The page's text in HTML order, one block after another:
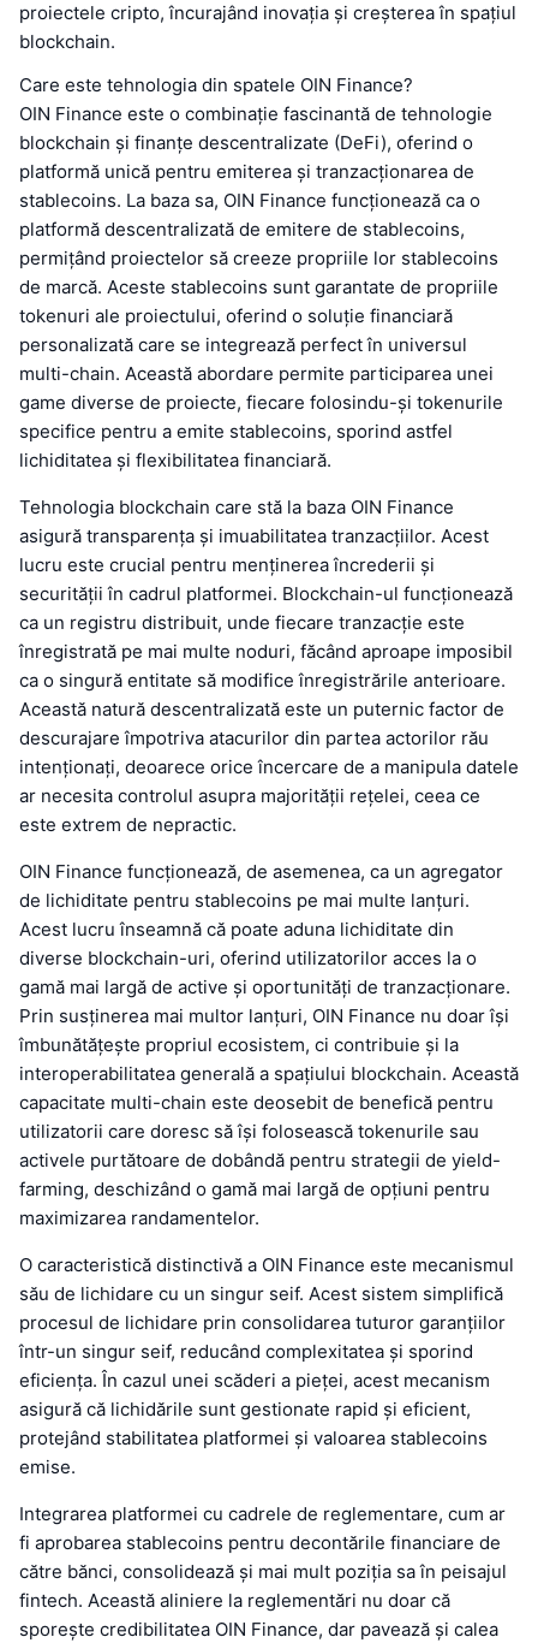
proiectele cripto, încurajând inovația și creșterea în spațiul
blockchain.
Care este tehnologia din spatele OIN Finance?
OIN Finance este o combinație fascinantă de tehnologie
blockchain și finanțe descentralizate (DeFi), oferind o
platformă unică pentru emiterea și tranzacționarea de
stablecoins. La baza sa, OIN Finance funcționează ca o
platformă descentralizată de emitere de stablecoins,
permițând proiectelor să creeze propriile lor stablecoins
de marcă. Aceste stablecoins sunt garantate de propriile
tokenuri ale proiectului, oferind o soluție financiară
personalizată care se integrează perfect în universul
multi-chain. Această abordare permite participarea unei
game diverse de proiecte, fiecare folosindu-și tokenurile
specifice pentru a emite stablecoins, sporind astfel
lichiditatea și flexibilitatea financiară.
Tehnologia blockchain care stă la baza OIN Finance
asigură transparența și imuabilitatea tranzacțiilor. Acest
lucru este crucial pentru menținerea încrederii și
securității în cadrul platformei. Blockchain-ul funcționează
ca un registru distribuit, unde fiecare tranzacție este
înregistrată pe mai multe noduri, făcând aproape imposibil
ca o singură entitate să modifice înregistrările anterioare.
Această natură descentralizată este un puternic factor de
descurajare împotriva atacurilor din partea actorilor rău
intenționați, deoarece orice încercare de a manipula datele
ar necesita controlul asupra majorității rețelei, ceea ce
este extrem de nepractic.
OIN Finance funcționează, de asemenea, ca un agregator
de lichiditate pentru stablecoins pe mai multe lanțuri.
Acest lucru înseamnă că poate aduna lichiditate din
diverse blockchain-uri, oferind utilizatorilor acces la o
gamă mai largă de active și oportunități de tranzacționare.
Prin susținerea mai multor lanțuri, OIN Finance nu doar își
îmbunătățește propriul ecosistem, ci contribuie și la
interoperabilitatea generală a spațiului blockchain. Această
capacitate multi-chain este deosebit de benefică pentru
utilizatorii care doresc să își folosească tokenurile sau
activele purtătoare de dobândă pentru strategii de yield-
farming, deschizând o gamă mai largă de opțiuni pentru
maximizarea randamentelor.
O caracteristică distinctivă a OIN Finance este mecanismul
său de lichidare cu un singur seif. Acest sistem simplifică
procesul de lichidare prin consolidarea tuturor garanțiilor
într-un singur seif, reducând complexitatea și sporind
eficiența. În cazul unei scăderi a pieței, acest mecanism
asigură că lichidările sunt gestionate rapid și eficient,
protejând stabilitatea platformei și valoarea stablecoins
emise.
Integrarea platformei cu cadrele de reglementare, cum ar
fi aprobarea stablecoins pentru decontările financiare de
către bănci, consolidează și mai mult poziția sa în peisajul
fintech. Această aliniere la reglementări nu doar că
sporește credibilitatea OIN Finance, dar pavează și calea